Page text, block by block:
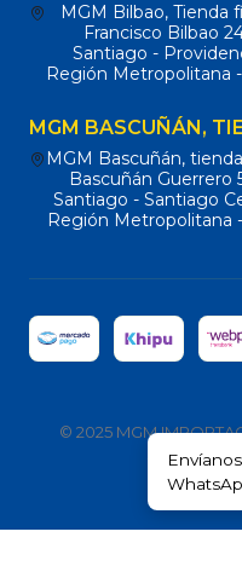
MGM Bilbao, Tienda
Francisco Bilbao
Santiago -
Región Metropolitana
MGM BASCUÑÁN,
MGM Bascuñán,
Bascuñán Guerrero
Santiago - Santiago
Región Metropolitana
© 2025 MGM
Todos los